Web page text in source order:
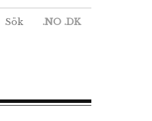
Sök .NO .DK